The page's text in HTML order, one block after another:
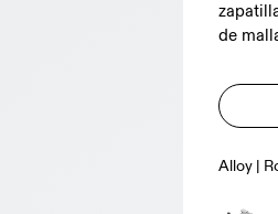
de
Alloy |